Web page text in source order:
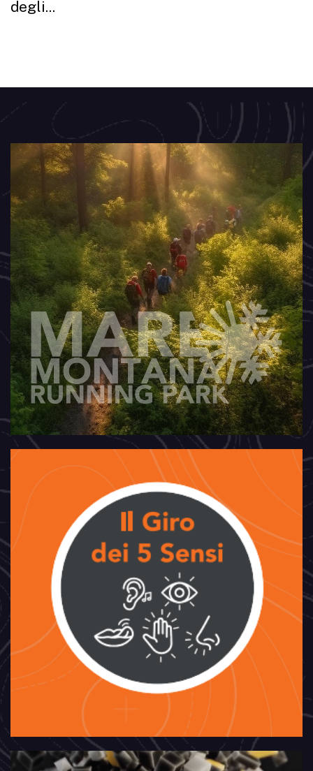
degli...